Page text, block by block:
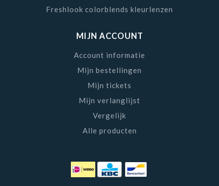
Freshlook colorblends kleurlenzen
MIJN ACCOUNT
Account informatie
Mijn bestellingen
Mijn tickets
Mijn verlanglijst
Vergelijk
Alle producten